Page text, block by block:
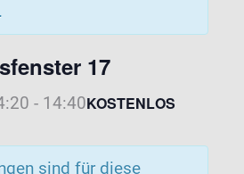
17
- 14:40KOSTENLOS
sind für diese